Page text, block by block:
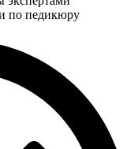
по педикюру